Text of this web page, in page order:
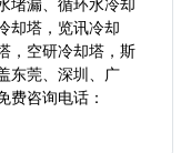
堵漏、循环水冷却
却塔，览讯冷却
，空研冷却塔，斯
东莞、深圳、广
费咨询电话：